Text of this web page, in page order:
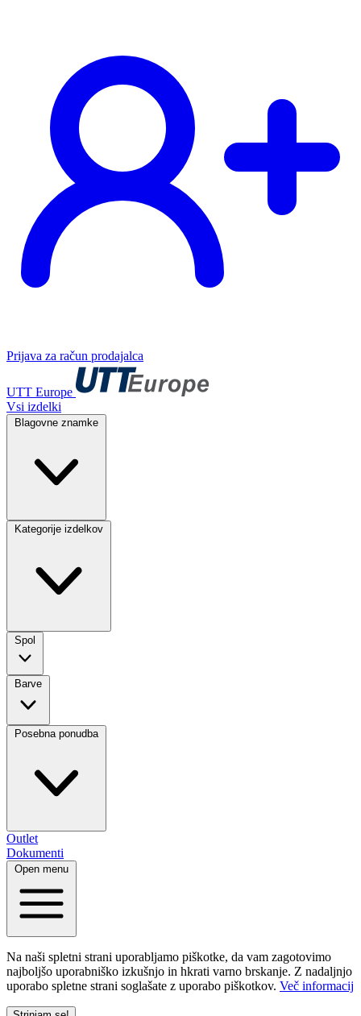
Prijava za račun prodajalca
UTT Europe
Vsi izdelki
Blagovne znamke
Kategorije izdelkov
Spol
Barve
Posebna ponudba
Outlet
Dokumenti
Open menu
Na naši spletni strani uporabljamo piškotke, da vam zagotovimo
najboljšo uporabniško izkušnjo in hkrati varno brskanje. Z nadaljnjo
uporabo spletne strani soglašate z uporabo piškotkov. Več informacij